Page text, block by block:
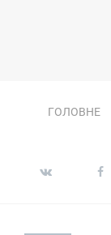
ГОЛОВНЕ